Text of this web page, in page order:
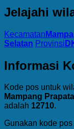
Jelajahi
Kecamatan
Selatan Provinsi
Informasi
Kode pos untuk
Mampang
adalah 12710.
Gunakan kode